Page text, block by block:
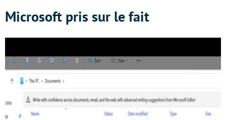
Microsoft pris sur le fait